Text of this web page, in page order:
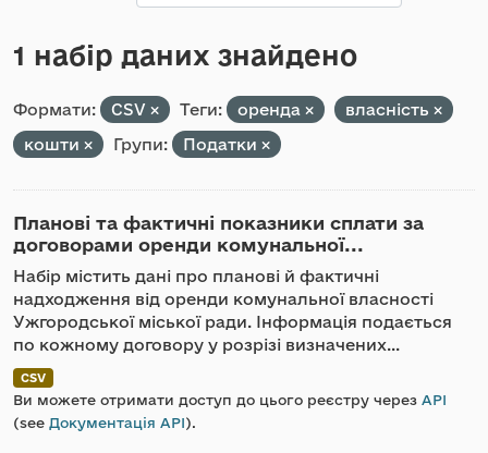
1 набір даних знайдено
Формати: CSV Теги: оренда
власність
кошти
Групи: Податки
Планові та фактичні показники сплати за
договорами оренди комунальної...
Набір містить дані про планові й фактичні
надходження від оренди комунальної власності
Ужгородської міської ради. Інформація подається
по кожному договору у розрізі визначених...
CSV
Ви можете отримати доступ до цього реєстру через API
(see Документація API).